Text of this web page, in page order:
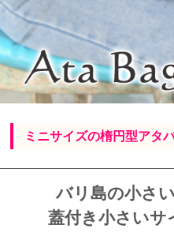
ミニサイズの楕円型アタ
バリ島の小さ
蓋付き小さいサ